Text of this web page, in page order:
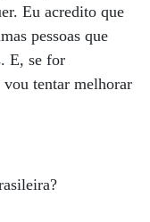
Eu acredito que
pessoas que
E, se for
vou tentar melhorar